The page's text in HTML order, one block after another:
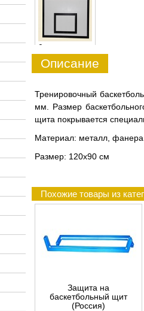
0
Описание
Тренировочный
мм. Размер
щита покрывается
Материал: металл, фанера
Размер: 120х90 см
Похожие товары из
Защита на
баскетбольный щит
(Россия)